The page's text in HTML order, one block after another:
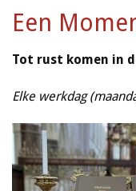
Een
Tot rust komen in
Elke werkdag